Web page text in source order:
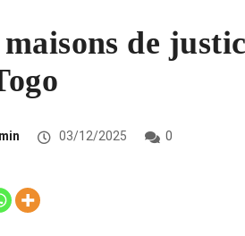
de
03/12/2025 0